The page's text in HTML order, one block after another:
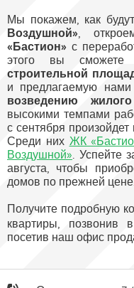
Мы покажем, как
Воздушной» ,
«Бастион» с
этого вы
строительной
и предлагаемую
возведению
высокими темпами
с сентября
Среди них ЖК
Воздушной» . Успейте
августа, чтобы
домов по прежней цене.
Получите подробную
квартиры, позвонив
посетив наш офис